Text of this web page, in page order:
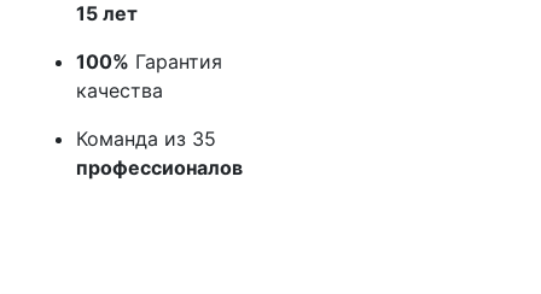
15 лет
100% Гарантия
качества
Команда из 35
профессионалов